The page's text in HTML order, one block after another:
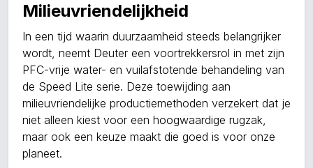
Milieuvriendelijkheid
In een tijd waarin duurzaamheid steeds belangrijker
wordt, neemt Deuter een voortrekkersrol in met zijn
PFC-vrije water- en vuilafstotende behandeling van
de Speed Lite serie. Deze toewijding aan
milieuvriendelijke productiemethoden verzekert dat je
niet alleen kiest voor een hoogwaardige rugzak,
maar ook een keuze maakt die goed is voor onze
planeet.